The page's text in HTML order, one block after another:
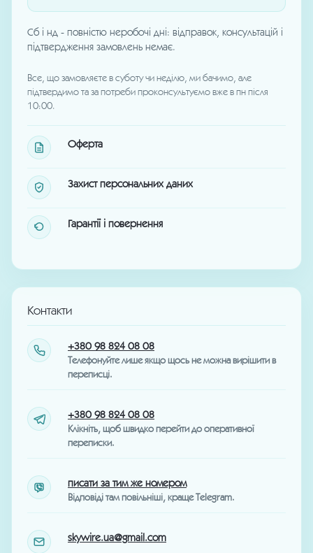
Сб і нд - повністю неробочі дні: відправок, консультацій і
підтвердження замовлень немає.
Все, що замовляєте в суботу чи неділю, ми бачимо, але
підтвердимо та за потреби проконсультуємо вже в пн після
10:00.
Оферта
Захист персональних даних
Гарантії і повернення
Контакти
+380 98 824 08 08
Телефонуйте лише якщо щось не можна вирішити в
переписці.
+380 98 824 08 08
Клікніть, щоб швидко перейти до оперативної
переписки.
писати за тим же номером
Відповіді там повільніші, краще Telegram.
skywire.ua@gmail.com